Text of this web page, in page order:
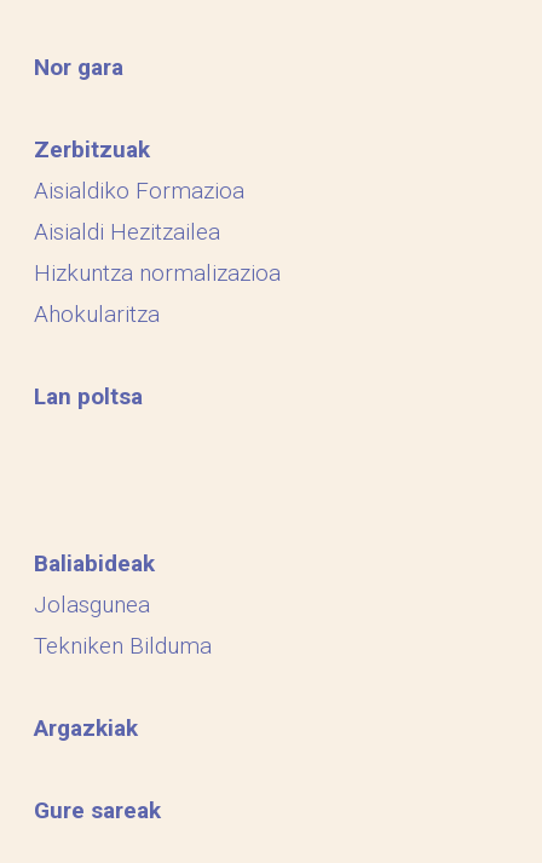
Nor gara
Zerbitzuak
Aisialdiko Formazioa
Aisialdi Hezitzailea
Hizkuntza normalizazioa
Ahokularitza
Lan poltsa
Baliabideak
Jolasgunea
Tekniken Bilduma
Argazkiak
Gure sareak